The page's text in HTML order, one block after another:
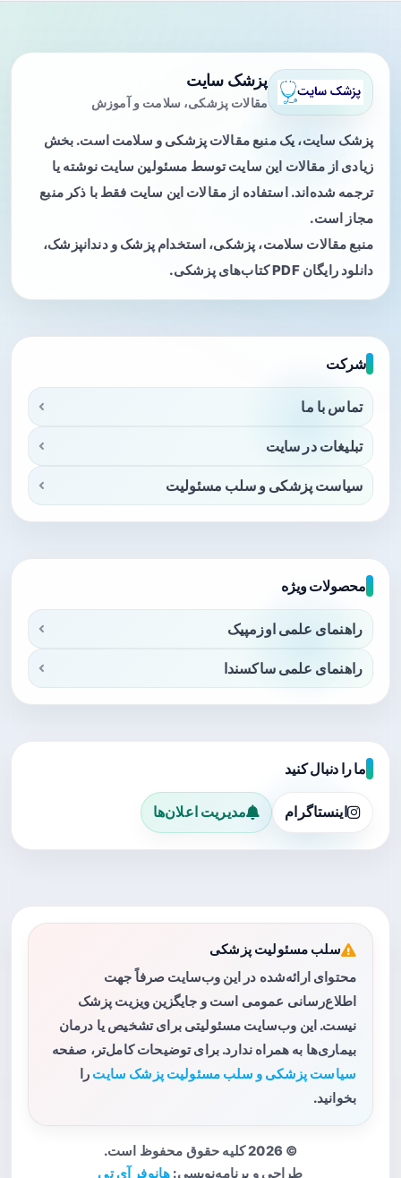
پزشک سایت
مقالات پزشکی، سلامت و آموزش
پزشک سایت، یک منبع مقالات پزشکی و سلامت است. بخش
زیادی از مقالات این سایت توسط مسئولین سایت نوشته یا
ترجمه شده‌اند. استفاده از مقالات این سایت فقط با ذکر منبع
مجاز است.
منبع مقالات سلامت، پزشکی، استخدام پزشک و دندانپزشک،
دانلود رایگان PDF کتاب‌های پزشکی.
شرکت
تماس با ما
تبلیغات در سایت
سیاست پزشکی و سلب مسئولیت
محصولات ویژه
راهنمای علمی اوزمپیک
راهنمای علمی ساکسندا
ما را دنبال کنید
اینستاگرام مدیریت اعلان‌ها
سلب مسئولیت پزشکی
محتوای ارائه‌شده در این وب‌سایت صرفاً جهت
اطلاع‌رسانی عمومی است و جایگزین ویزیت پزشک
نیست. این وب‌سایت مسئولیتی برای تشخیص یا درمان
بیماری‌ها به همراه ندارد. برای توضیحات کامل‌تر، صفحه
سیاست پزشکی و سلب مسئولیت پزشک سایت را
بخوانید.
© 2026 کلیه حقوق محفوظ است.
طراحی و برنامه‌نویسی: هانوفر آی تی